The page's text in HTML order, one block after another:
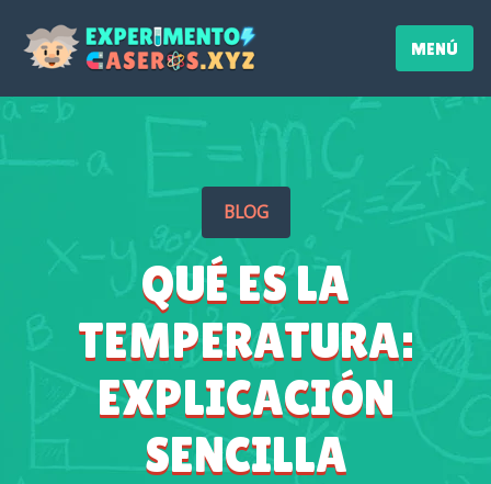
MENÚ
BLOG
QUÉ ES LA
TEMPERATURA:
EXPLICACIÓN
SENCILLA